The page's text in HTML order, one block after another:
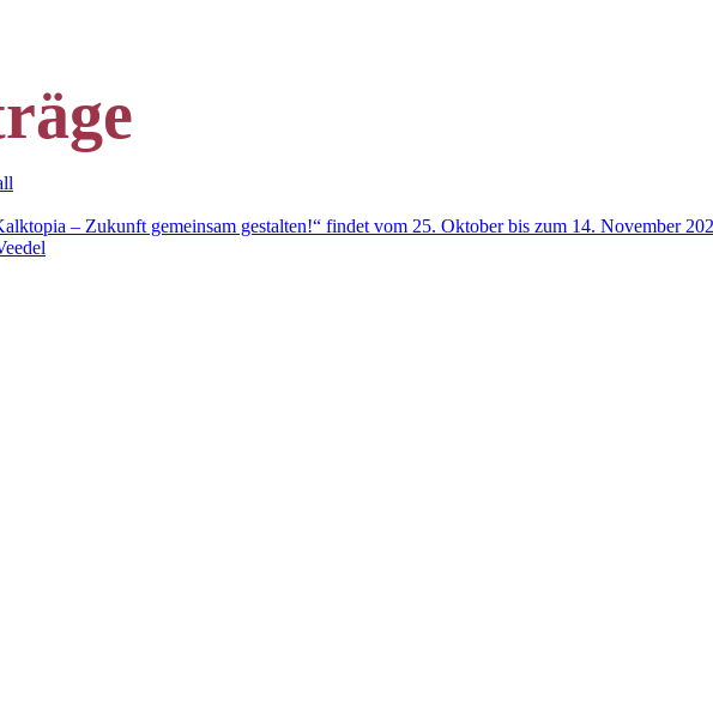
– Zukunft gemeinsam gestalten!“ findet vom 25. Oktober bis zum 14. November